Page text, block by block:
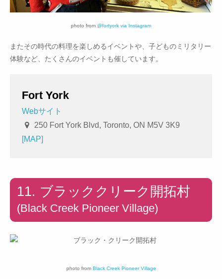
photo from @fortyork via Instagram
またその時代の料理を楽しめるイベントや、子どものミリタリー
体験など、たくさんのイベントも催しています。
Fort York
Webサイト
250 Fort York Blvd, Toronto, ON M5V 3K9
[MAP]
11. ブラッククリーク開拓村
(Black Creek Pioneer Village)
photo from Black Creek Pioneer Village